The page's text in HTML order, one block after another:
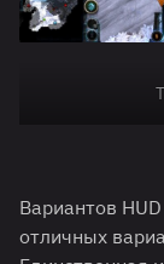
Вариантов
отличных